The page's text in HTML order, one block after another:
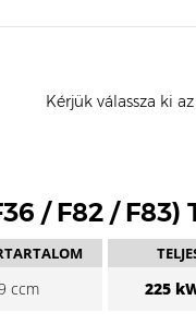
Kérjük válassza ki
/ F82 / F83)
ccm 225